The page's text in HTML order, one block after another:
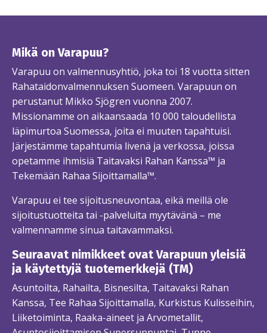
Mikä on Varapuu?
Varapuu on valmennusyhtiö, joka toi 18 vuotta sitten
Rahataidonvalmennuksen Suomeen. Varapuun on
perustanut Mikko Sjögren vuonna 2007.
Missionamme on aikaansaada 10 000 taloudellista
läpimurtoa Suomessa, joita ei muuten tapahtuisi.
Järjestämme tapahtumia livenä ja verkossa, joissa
opetamme ihmisiä Taitavaksi Rahan Kanssa™ ja
Tekemään Rahaa Sijoittamalla™.
Varapuu ei tee sijoitusneuvontaa, eikä meillä ole
sijoitustuotteita tai -palveluita myytävänä – me
valmennamme sinua taitavammaksi.
Seuraavat nimikkeet ovat Varapuun yleisiä
ja käytettyjä tuotemerkkejä (TM)
Asuntoilta, Rahailta, Bisnesilta, Taitavaksi Rahan
Kanssa, Tee Rahaa Sijoittamalla, Kurkistus Kulisseihin,
Liiketoiminta, Raaka-aineet ja Arvometallit,